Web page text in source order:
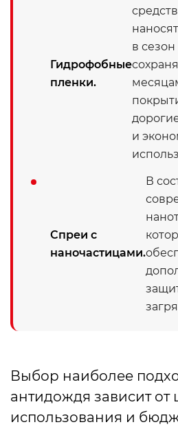
Гидрофобные
пленки.
в
и
Спреи с
наночастицами.
В
Выбор наиболее
антидождя зависит от
использования и